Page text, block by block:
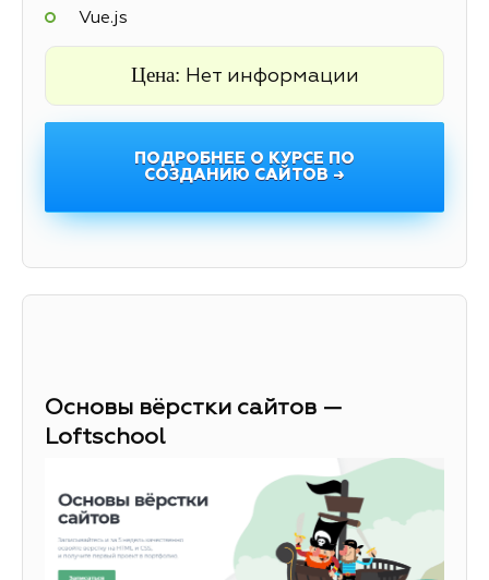
Vue.js
Цена: Нет информации
ПОДРОБНЕЕ О КУРСЕ ПО
СОЗДАНИЮ САЙТОВ →
Основы вёрстки сайтов —
Loftschool